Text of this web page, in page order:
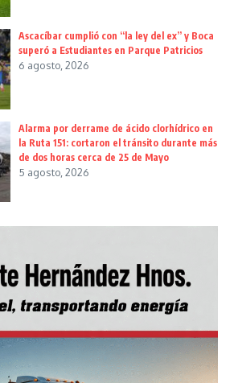
Ascacíbar cumplió con “la ley del ex” y Boca
superó a Estudiantes en Parque Patricios
6 agosto, 2026
Alarma por derrame de ácido clorhídrico en
la Ruta 151: cortaron el tránsito durante más
de dos horas cerca de 25 de Mayo
5 agosto, 2026